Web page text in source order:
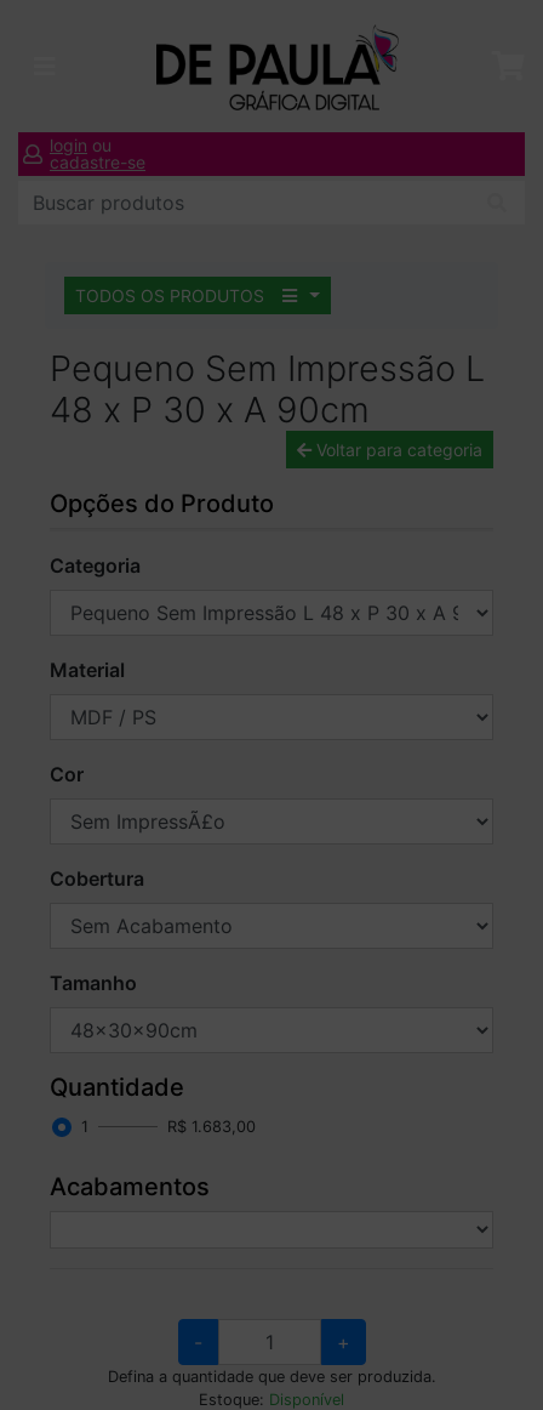
login ou
cadastre-se
TODOS OS PRODUTOS
Pequeno Sem Impressão L
48 x P 30 x A 90cm
Voltar para categoria
Opções do Produto
Categoria
Material
Cor
Cobertura
Tamanho
Quantidade
1 R$ 1.683,00
Acabamentos
- +
Defina a quantidade que deve ser produzida.
Estoque: Disponível